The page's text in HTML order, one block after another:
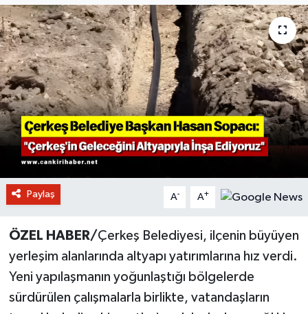
Paylaş A- A+
ÖZEL HABER/Çerkeş Belediyesi, ilçenin büyüyen
yerleşim alanlarında altyapı yatırımlarına hız verdi.
Yeni yapılaşmanın yoğunlaştığı bölgelerde
sürdürülen çalışmalarla birlikte, vatandaşların